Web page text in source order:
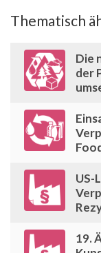
Thematisch
Die
der
US-
19.